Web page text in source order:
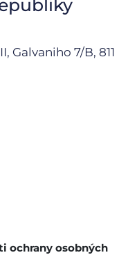
Galvaniho 7/B, 811
ochrany osobných